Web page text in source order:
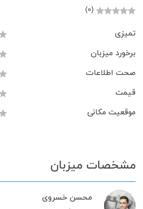
(0)
تمیزی
برخورد میزبان
صحت اطلاعات
قیمت
موقعیت مکانی
مشخصات میزبان
محسن خسروی